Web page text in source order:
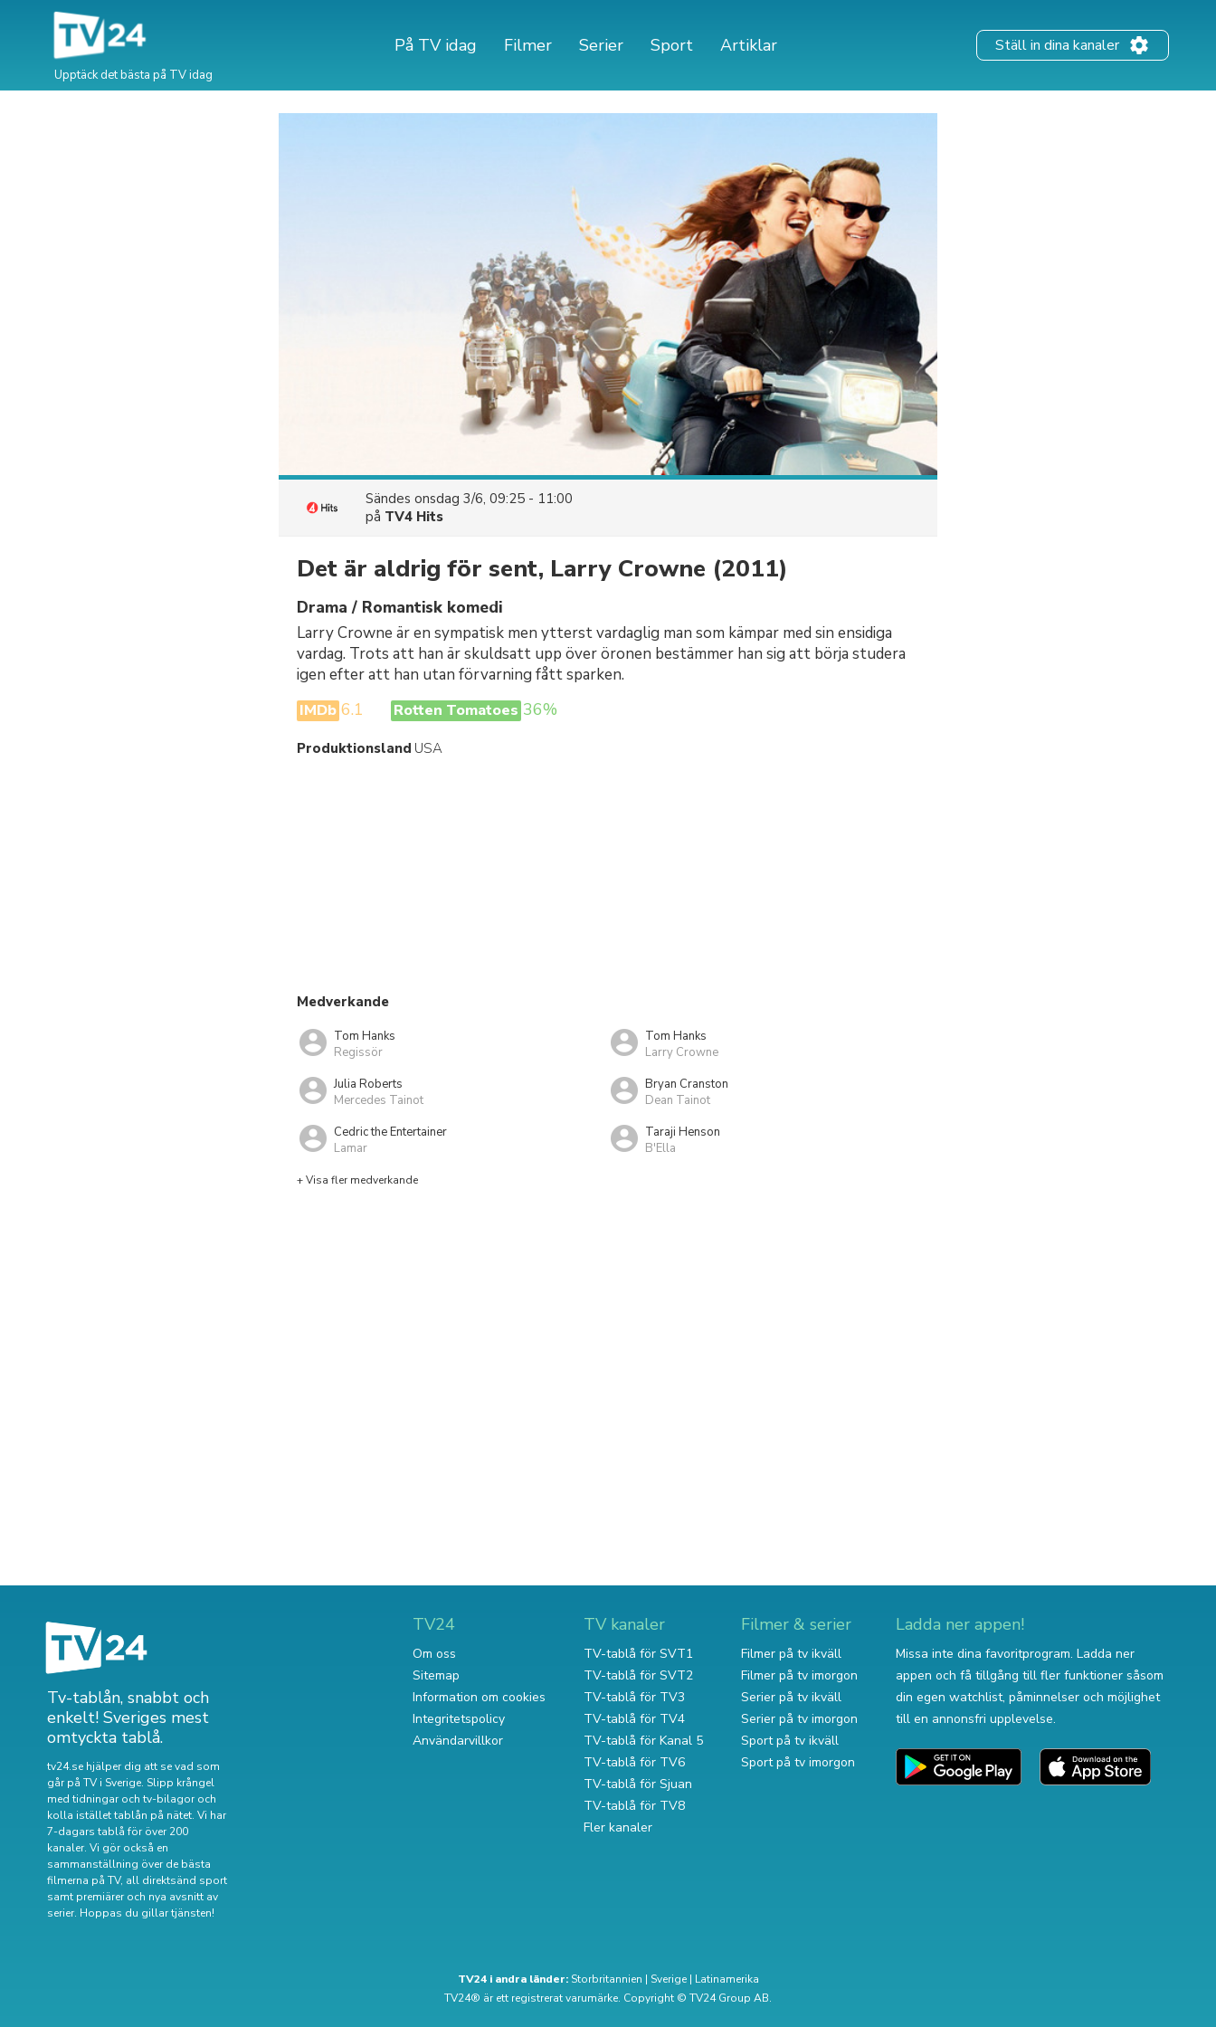
Upptäck det bästa på TV idag
På TV idag Filmer Serier Sport Artiklar Ställ in dina kanaler
Sändes onsdag 3/6, 09:25 - 11:00
på TV4 Hits
Det är aldrig för sent, Larry Crowne (2011)
Drama / Romantisk komedi
Larry Crowne är en sympatisk men ytterst vardaglig man som kämpar med sin ensidiga
vardag. Trots att han är skuldsatt upp över öronen bestämmer han sig att börja studera
igen efter att han utan förvarning fått sparken.
IMDb 6.1 Rotten Tomatoes 36%
Produktionsland USA
Medverkande
Tom Hanks
Regissör
Tom Hanks
Larry Crowne
Julia Roberts
Mercedes Tainot
Bryan Cranston
Dean Tainot
Cedric the Entertainer
Lamar
Taraji Henson
B'Ella
+ Visa fler medverkande
Tv-tablån, snabbt och
enkelt! Sveriges mest
omtyckta tablå.
tv24.se hjälper dig att se vad som
går på TV i Sverige. Slipp krångel
med tidningar och tv-bilagor och
kolla istället tablån på nätet. Vi har
7-dagars tablå för över 200
kanaler. Vi gör också en
sammanställning överde bästa
filmerna på TV, all direktsänd sport
samt premiärer och nya avsnitt av
serier. Hoppas du gillar tjänsten!
TV24
Om oss
Sitemap
Information om cookies
Integritetspolicy
Användarvillkor
TV kanaler
TV-tablå för SVT1
TV-tablå för SVT2
TV-tablå för TV3
TV-tablå för TV4
TV-tablå för Kanal 5
TV-tablå för TV6
TV-tablå för Sjuan
TV-tablå för TV8
Fler kanaler
Filmer & serier
Filmer på tv ikväll
Filmer på tv imorgon
Serier på tv ikväll
Serier på tv imorgon
Sport på tv ikväll
Sport på tv imorgon
Ladda ner appen!
Missa inte dina favoritprogram. Ladda ner
appen och få tillgång till fler funktioner såsom
din egen watchlist, påminnelser och möjlighet
till en annonsfri upplevelse.
TV24 i andra länder: Storbritannien | Sverige| Latinamerika
TV24® är ett registrerat varumärke. Copyright © TV24 Group AB.